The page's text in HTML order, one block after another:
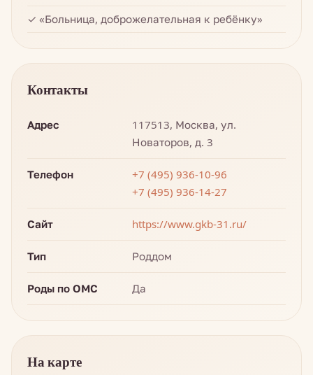
✓ «Больница, доброжелательная к ребёнку»
Контакты
Адрес
117513, Москва, ул.
Новаторов, д. 3
Телефон
+7 (495) 936-10-96
+7 (495) 936-14-27
Сайт https://www.gkb-31.ru/
Тип Роддом
Роды по ОМС Да
На карте